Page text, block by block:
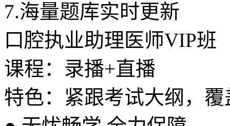
7.海量题库实时更新
口腔执业助理医师VIP班
课程：录播+直播
特色：紧跟考试大纲，